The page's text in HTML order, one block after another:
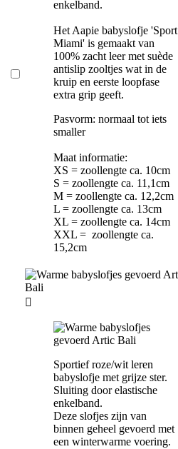
enkelband.
Het Aapie babyslofje 'Sport
Miami' is gemaakt van
100% zacht leer met suède
antislip zooltjes wat in de
kruip en eerste loopfase
extra grip geeft.
Pasvorm: normaal tot iets
smaller
Maat informatie:
XS = zoollengte ca. 10cm
S = zoollengte ca. 11,1cm
M = zoollengte ca. 12,2cm
L = zoollengte ca. 13cm
XL = zoollengte ca. 14cm
XXL = zoollengte ca.
15,2cm

Sportief roze/wit leren
babyslofje met grijze ster.
Sluiting door elastische
enkelband.
Deze slofjes zijn van
binnen geheel gevoerd met
een winterwarme voering.